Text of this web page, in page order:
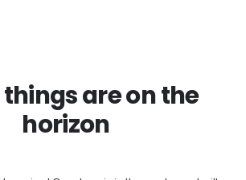
are on the
horizon